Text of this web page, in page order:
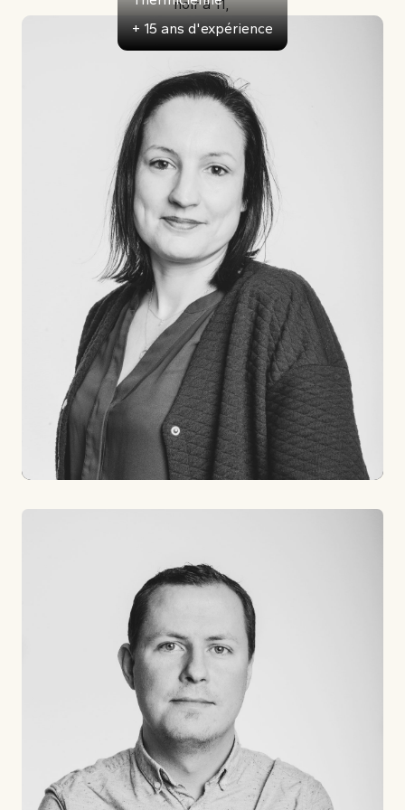
+ 15 ans d'expérience